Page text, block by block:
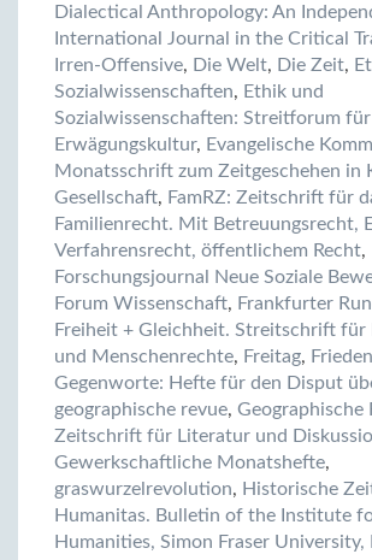
Dialectical Anthropology: An
International Journal in the Critical
Irren-Offensive, Die Welt, Die Zeit,
Sozialwissenschaften, Ethik und
Sozialwissenschaften: Streitforum für
Erwägungskultur, Evangelische
Monatsschrift zum Zeitgeschehen in
Gesellschaft, FamRZ: Zeitschrift für
Familienrecht. Mit Betreuungsrecht,
Verfahrensrecht, öffentlichem Recht,
Forschungsjournal Neue Soziale
Forum Wissenschaft, Frankfurter
Freiheit + Gleichheit. Streitschrift für
und Menschenrechte, Freitag,
Gegenworte: Hefte für den Disput
geographische revue, Geographische
Zeitschrift für Literatur und
Gewerkschaftliche Monatshefte,
graswurzelrevolution, Historische
Humanitas. Bulletin of the Institute
Humanities, Simon Fraser University,